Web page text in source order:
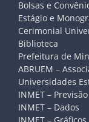
Bolsas e
Estágio e
Cerimonial
Biblioteca
Prefeitura de
ABRUEM –
Universidades
INMET –
INMET – Dados